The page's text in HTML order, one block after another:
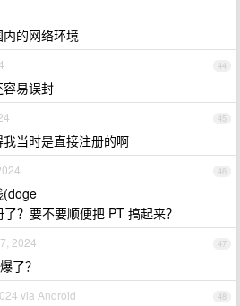
的网络环境
44
易误封
45
当时是直接注册的啊
46
(doge
？要不要顺便把 PT 搞起来？
47
2024
了？
48
via Android